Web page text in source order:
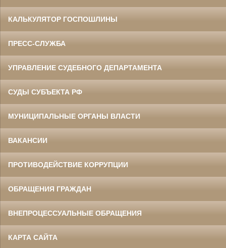
КАЛЬКУЛЯТОР ГОСПОШЛИНЫ
ПРЕСС-СЛУЖБА
УПРАВЛЕНИЕ СУДЕБНОГО ДЕПАРТАМЕНТА
СУДЫ СУБЪЕКТА РФ
МУНИЦИПАЛЬНЫЕ ОРГАНЫ ВЛАСТИ
ВАКАНСИИ
ПРОТИВОДЕЙСТВИЕ КОРРУПЦИИ
ОБРАЩЕНИЯ ГРАЖДАН
ВНЕПРОЦЕССУАЛЬНЫЕ ОБРАЩЕНИЯ
КАРТА САЙТА